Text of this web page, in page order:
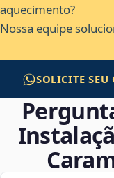
aquecimento?
Nossa equipe
SOLICITE SEU